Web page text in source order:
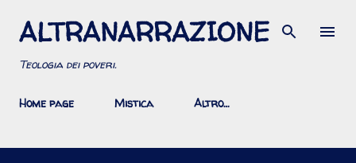
Passa ai contenuti principali
ALTRANARRAZIONE
Teologia dei poveri.
Home page Mistica Altro…